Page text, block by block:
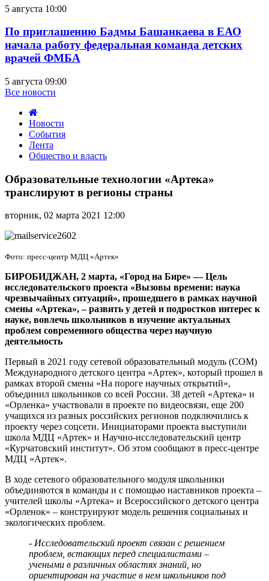
5 августа 10:00
По приглашению Бадмы Башанкаева в ЕАО
начала работу федеральная команда детских
врачей ФМБА
5 августа 09:00
Все новости
Новости
События
Лента
Общество и власть
технологии
транслируют
регионы
страны
Образовательные технологии «Артека»
транслируют в регионы страны
вторник, 02 марта 2021 12:00
Фото: пресс-центр МДЦ «Артек»
БИРОБИДЖАН, 2 марта, «Город на Бире» — Цель
исследовательского проекта «Вызовы времени: наука
чрезвычайных ситуаций», прошедшего в рамках научной
смены «Артека», – развить у детей и подростков интерес к
науке, вовлечь школьников в изучение актуальных
проблем современного общества через научную
деятельность
Первый в 2021 году сетевой образовательный модуль (СОМ)
Международного детского центра «Артек», который прошел в
рамках второй смены «На пороге научных открытий»,
объединил школьников со всей России. 38 детей «Артека» и
«Орленка» участвовали в проекте по видеосвязи, еще 200
учащихся из разных российских регионов подключились к
проекту через соцсети. Инициаторами проекта выступили
школа МДЦ «Артек» и Научно-исследовательский центр
«Курчатовский институт». Об этом сообщают в пресс-центре
МДЦ «Артек».
В ходе сетевого образовательного модуля школьники
объединяются в команды и с помощью наставников проекта –
учителей школы «Артека» и Всероссийского детского центра
«Орленок» – конструируют модель решения социальных и
экологических проблем.
- Исследовательский проект связан с решением
проблем, встающих перед специалистами –
учеными в различных областях знаний, но
ориентирован на участие в нем школьников под